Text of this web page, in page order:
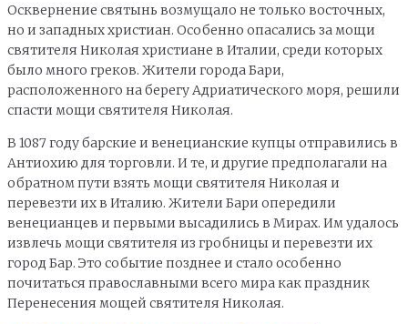
Осквернение святынь возмущало не только восточных,
но и западных христиан. Особенно опасались за мощи
святителя Николая христиане в Италии, среди которых
было много греков. Жители города Бари,
расположенного на берегу Адриатического моря, решили
спасти мощи святителя Николая.
В 1087 году барские и венецианские купцы отправились в
Антиохию для торговли. И те, и другие предполагали на
обратном пути взять мощи святителя Николая и
перевезти их в Италию. Жители Бари опередили
венецианцев и первыми высадились в Мирах. Им удалось
извлечь мощи святителя из гробницы и перевезти их
город Бар. Это событие позднее и стало особенно
почитаться православными всего мира как праздник
Перенесения мощей святителя Николая.